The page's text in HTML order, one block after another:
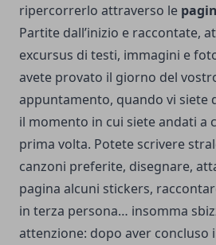
ripercorrerlo attraverso le
Partite dall’inizio e raccontate,
excursus di testi, immagini e
avete provato il giorno del
appuntamento, quando vi siete
il momento in cui siete andati a
prima volta. Potete scrivere
canzoni preferite, disegnare,
pagina alcuni stickers,
in terza persona… insomma
attenzione: dopo aver concluso